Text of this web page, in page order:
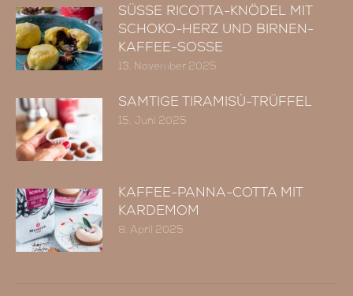
SÜSSE RICOTTA-KNÖDEL MIT
SCHOKO-HERZ UND BIRNEN-
KAFFEE-SOSSE
13. November 2025
SAMTIGE TIRAMISÙ-TRÜFFEL
15. Juni 2025
KAFFEE-PANNA-COTTA MIT
KARDEMOM
8. April 2025